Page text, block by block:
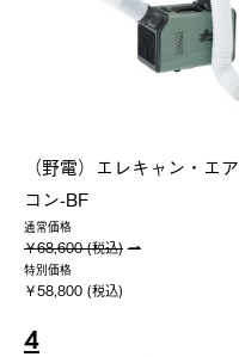
（野電）エレキャン・エア
コン-BF
通常価格
￥68,600 (税込)
特別価格
￥58,800 (税込)
4